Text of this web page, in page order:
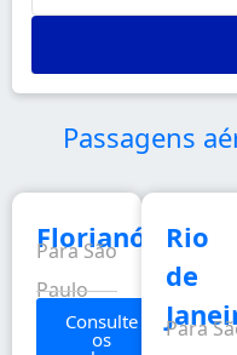
Passagens
Florianópolis
Para São
Paulo
Consulte
os
Rio
de
Para